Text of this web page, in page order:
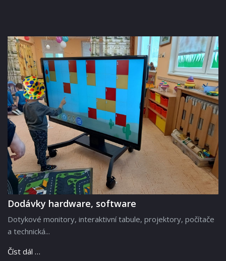
Dodávky hardware, software
Dotykové monitory, interaktivní tabule, projektory, počítače
a technická...
Číst dál …